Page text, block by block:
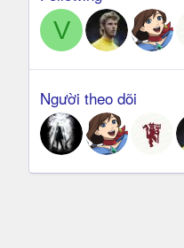
V
Người theo dõi